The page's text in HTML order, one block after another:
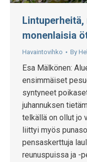
monenlaisia
Havaintovihko By
Esa Mälkönen:
ensimmäiset
syntyneet
juhannuksen
telkällä on ollut jo
liittyi myös
pensaskerttuja
reunuspuissa ja -